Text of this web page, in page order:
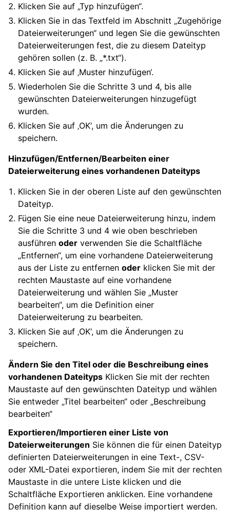
Klicken Sie auf „Typ hinzufügen“.
Klicken Sie in das Textfeld im Abschnitt „Zugehörige
Dateierweiterungen“ und legen Sie die gewünschten
Dateierweiterungen fest, die zu diesem Dateityp
gehören sollen (z. B. „*.txt“).
Klicken Sie auf ‚Muster hinzufügen‘.
Wiederholen Sie die Schritte 3 und 4, bis alle
gewünschten Dateierweiterungen hinzugefügt
wurden.
Klicken Sie auf ‚OK‘, um die Änderungen zu
speichern.
Hinzufügen/Entfernen/Bearbeiten einer
Dateierweiterung eines vorhandenen Dateityps
Klicken Sie in der oberen Liste auf den gewünschten
Dateityp.
Fügen Sie eine neue Dateierweiterung hinzu, indem
Sie die Schritte 3 und 4 wie oben beschrieben
ausführenoder verwenden Sie die Schaltfläche
„Entfernen“, um eine vorhandene Dateierweiterung
aus der Liste zu entfernenoder klicken Sie mit der
rechten Maustaste auf eine vorhandene
Dateierweiterung und wählen Sie „Muster
bearbeiten“, um die Definition einer
Dateierweiterung zu bearbeiten.
Klicken Sie auf ‚OK‘, um die Änderungen zu
speichern.
Ändern Sie den Titel oder die Beschreibung eines
vorhandenen Dateityps Klicken Sie mit der rechten
Maustaste auf den gewünschten Dateityp und wählen
Sie entweder „Titel bearbeiten“ oder „Beschreibung
bearbeiten“
Exportieren/Importieren einer Liste von
Dateierweiterungen Sie können die für einen Dateityp
definierten Dateierweiterungen in eine Text-, CSV-
oder XML-Datei exportieren, indem Sie mit der rechten
Maustaste in die untere Liste klicken und die
Schaltfläche Exportieren anklicken. Eine vorhandene
Definition kann auf dieselbe Weise importiert werden.